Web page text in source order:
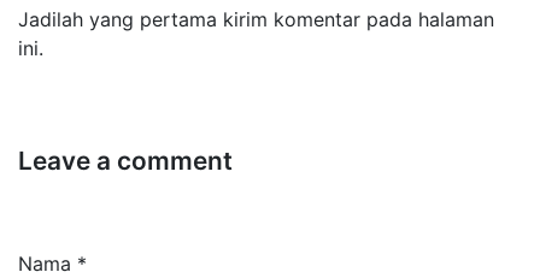
Jadilah yang pertama kirim komentar pada halaman
ini.
Leave a comment
Nama *